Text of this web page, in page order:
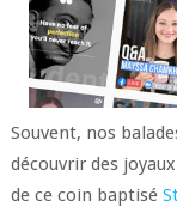
Souvent, nos
découvrir des
de ce coin baptisé